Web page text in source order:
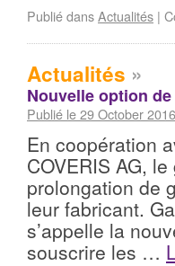
Publié dansActualités |
Actualités »
Nouvelle option
Publié le 29 October 2016
En coopération
COVERIS AG,
prolongation de
leur fabricant.
s’appelle la
souscrire les …